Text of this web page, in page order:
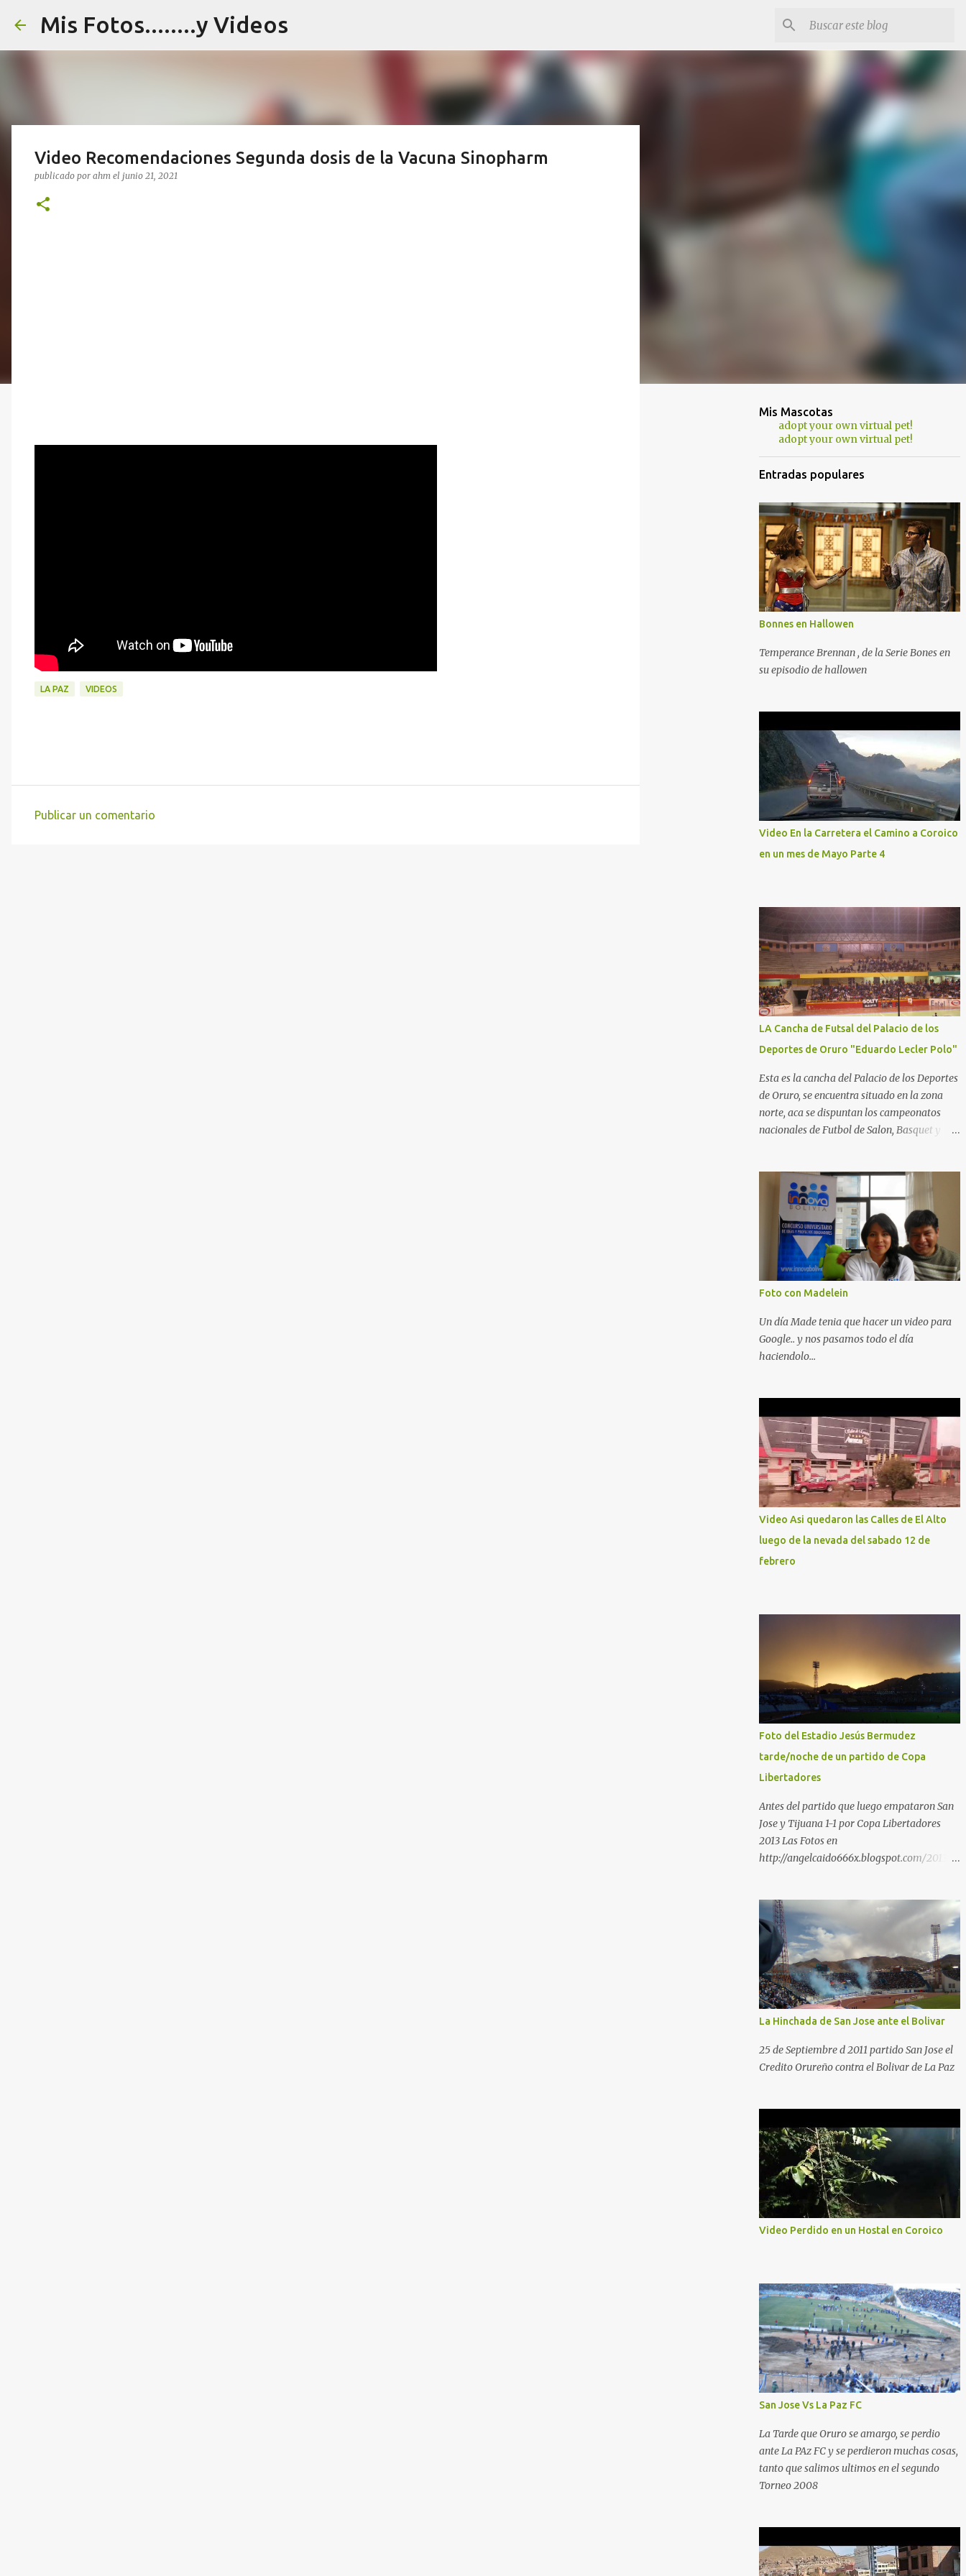
Mis Fotos........y Videos
Video Recomendaciones Segunda dosis de la Vacuna Sinopharm
publicado por ahm el junio 21, 2021
LA PAZ VIDEOS
Publicar un comentario
Mis Mascotas
adopt your own virtual pet!
adopt your own virtual pet!
Entradas populares
Bonnes en Hallowen
Temperance Brennan , de la Serie Bones en
su episodio de hallowen
Video En la Carretera el Camino a Coroico
en un mes de Mayo Parte 4
LA Cancha de Futsal del Palacio de los
Deportes de Oruro "Eduardo Lecler Polo"
Esta es la cancha del Palacio de los Deportes
de Oruro, se encuentra situado en la zona
norte, aca se dispuntan los campeonatos
nacionales de Futbol de Salon, Basquet y
Foto con Madelein
Un día Made tenia que hacer un video para
Google.. y nos pasamos todo el día
haciendolo...
Video Asi quedaron las Calles de El Alto
luego de la nevada del sabado 12 de
febrero
Foto del Estadio Jesús Bermudez
tarde/noche de un partido de Copa
Libertadores
Antes del partido que luego empataron San
Jose y Tijuana 1-1 por Copa Libertadores
2013 Las Fotos en
http://angelcaido666x.blogspot.com/2013/0
La Hinchada de San Jose ante el Bolivar
25 de Septiembre d 2011 partido San Jose el
Credito Orureño contra el Bolivar de La Paz
Video Perdido en un Hostal en Coroico
San Jose Vs La Paz FC
La Tarde que Oruro se amargo, se perdio
ante La PAz FC y se perdieron muchas cosas,
tanto que salimos ultimos en el segundo
Torneo 2008